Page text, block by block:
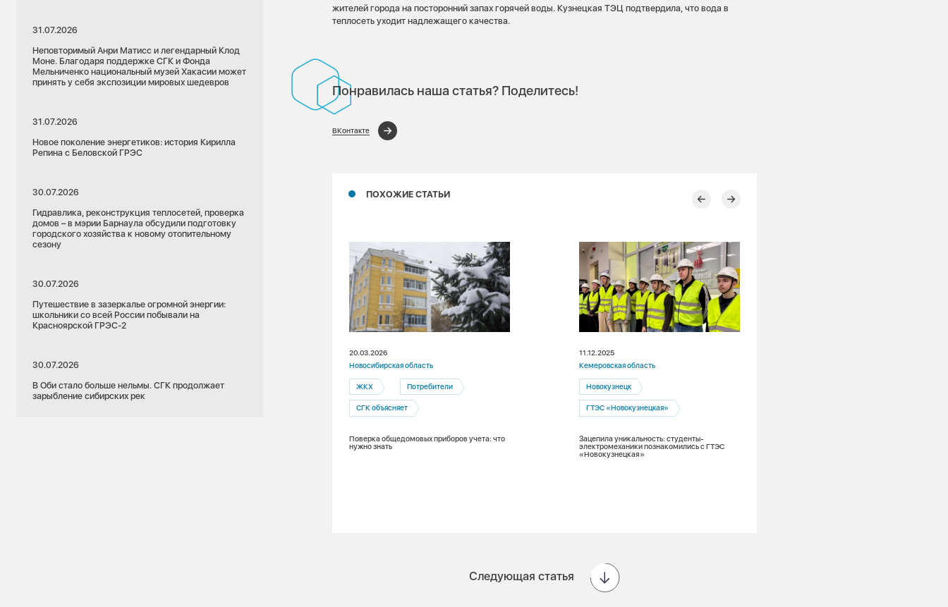
31.07.2026
Неповторимый Анри Матисс и легендарный Клод
Моне. Благодаря поддержке СГК и Фонда
Мельниченко национальный музей Хакасии может
принять у себя экспозиции мировых шедевров
31.07.2026
Новое поколение энергетиков: история Кирилла
Репина с Беловской ГРЭС
30.07.2026
Гидравлика, реконструкция теплосетей, проверка
домов – в мэрии Барнаула обсудили подготовку
городского хозяйства к новому отопительному
сезону
30.07.2026
Путешествие в зазеркалье огромной энергии:
школьники со всей России побывали на
Красноярской ГРЭС-2
30.07.2026
В Оби стало больше нельмы. СГК продолжает
зарыбление сибирских рек
жителей города на посторонний запах горячей воды. Кузнецкая ТЭЦ подтвердила, что вода в
теплосеть уходит надлежащего качества.
Понравилась наша статья? Поделитесь!
ВКонтакте
ПОХОЖИЕ СТАТЬИ
ГТЭС «Новокузнецкая»
20.03.2026
Новосибирская область
ЖКХ Потребители
СГК объясняет
Поверка общедомовых приборов учета: что
нужно знать
11.12.2025
Кемеровская область
Новокузнецк
ГТЭС «Новокузнецкая»
Зацепила уникальность: студенты-
электромеханики познакомились с ГТЭС
«Новокузнецкая»
Следующая статья